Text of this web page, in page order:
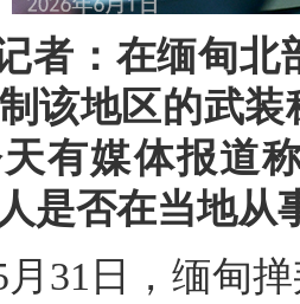
者：在缅甸北
该地区的武
有媒体报道
是否在当地从
31日，缅甸